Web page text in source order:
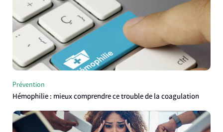
Prévention
Hémophilie : mieux comprendre ce trouble de la coagulation